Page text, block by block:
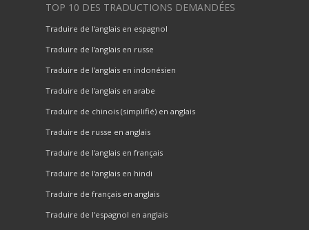
TOP 10 DES TRADUCTIONS DEMANDÉES
Traduire de l'anglais en espagnol
Traduire de l'anglais en russe
Traduire de l'anglais en indonésien
Traduire de l'anglais en arabe
Traduire de chinois (simplifié) en anglais
Traduire de russe en anglais
Traduire de l'anglais en français
Traduire de l'anglais en hindi
Traduire de français en anglais
Traduire de l'espagnol en anglais